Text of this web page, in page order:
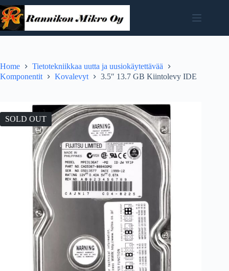
Skip
to
content
Home
Tietotekniikkaa uutta ja uusiokäytettävää
Komponentit
Kovalevyt 3.5″ 13.7 GB Kiintolevy IDE
SOLD OUT